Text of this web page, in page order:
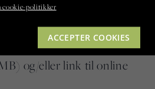
2026
vinterlys@rksk.dk
og/eller link til online
cookie-politikker
ACCEPTER COOKIES